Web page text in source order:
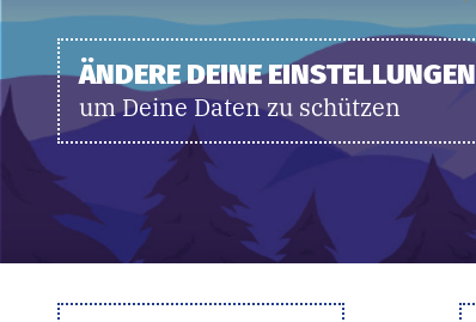
ÄNDERE DEINE EINSTELLUNGEN
um Deine Daten zu schützen